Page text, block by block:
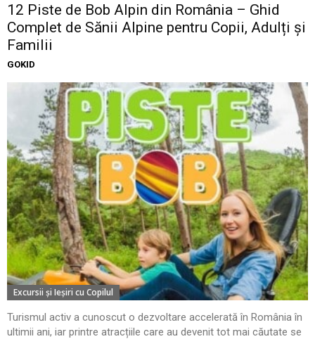
12 Piste de Bob Alpin din România – Ghid
Complet de Sănii Alpine pentru Copii, Adulți și
Familii
GOKID
Excursii şi Ieşiri cu Copilul
Turismul activ a cunoscut o dezvoltare accelerată în România în
ultimii ani, iar printre atracțiile care au devenit tot mai căutate se